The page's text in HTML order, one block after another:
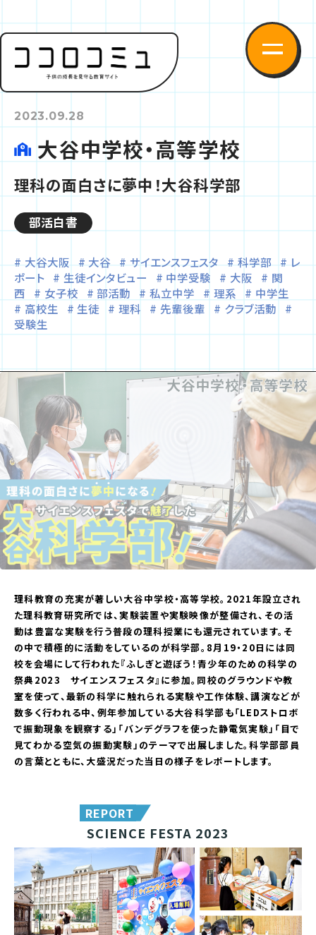
2023.09.28
大谷中学校・高等学校
理科の面白さに夢中！大谷科学部
部活白書
大谷大阪 大谷 サイエンスフェスタ 科学部
レ
ポート
生徒インタビュー 中学受験 大阪
関
西
女子校 部活動 私立中学 理系
中学生
高校生
生徒 理科 先輩後輩
クラブ活動
受験生
理科教育の充実が著しい大谷中学校・高等学校。2021年設立され
た理科教育研究所では、実験装置や実験映像が整備され、その活
動は豊富な実験を行う普段の理科授業にも還元されています。そ
の中で積極的に活動をしているのが科学部。8月19・20日には同
校を会場にして行われた『ふしぎと遊ぼう！青少年のための科学の
祭典2023 サイエンスフェスタ』に参加。同校のグラウンドや教
室を使って、最新の科学に触れられる実験や工作体験、講演などが
数多く行われる中、例年参加している大谷科学部も「LEDストロボ
で振動現象を観察する」「バンデグラフを使った静電気実験」「目で
見てわかる空気の振動実験」のテーマで出展しました。科学部部員
の言葉とともに、大盛況だった当日の様子をレポートします。
REPORT
SCIENCE FESTA 2023